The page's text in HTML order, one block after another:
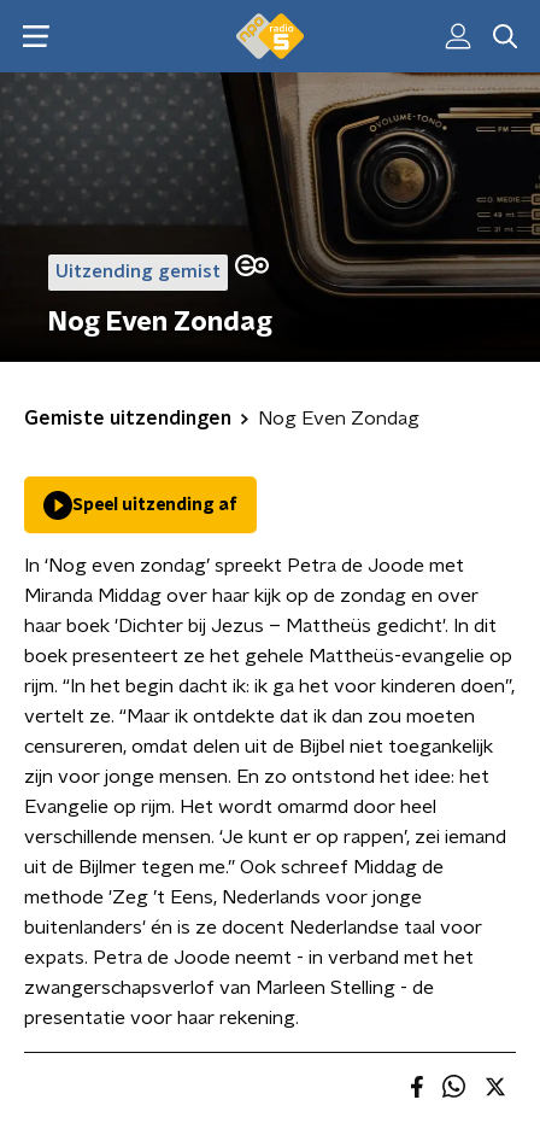
Uitzending gemist
Nog Even Zondag
Gemiste uitzendingen Nog Even Zondag
Speel uitzending af
In ‘Nog even zondag’ spreekt Petra de Joode met
Miranda Middag over haar kijk op de zondag en over
haar boek 'Dichter bij Jezus – Mattheüs gedicht'. In dit
boek presenteert ze het gehele Mattheüs-evangelie op
rijm. “In het begin dacht ik: ik ga het voor kinderen doen”,
vertelt ze. “Maar ik ontdekte dat ik dan zou moeten
censureren, omdat delen uit de Bijbel niet toegankelijk
zijn voor jonge mensen. En zo ontstond het idee: het
Evangelie op rijm. Het wordt omarmd door heel
verschillende mensen. ‘Je kunt er op rappen’, zei iemand
uit de Bijlmer tegen me.” Ook schreef Middag de
methode 'Zeg ’t Eens, Nederlands voor jonge
buitenlanders' én is ze docent Nederlandse taal voor
expats. Petra de Joode neemt - in verband met het
zwangerschapsverlof van Marleen Stelling - de
presentatie voor haar rekening.